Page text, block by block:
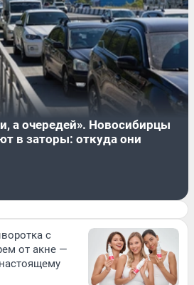
а очередей». Новосибирцы
в заторы: откуда они
с
от акне —